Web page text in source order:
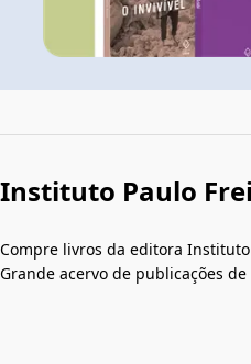
Instituto Paulo
Compre livros da editora
Grande acervo de publicações